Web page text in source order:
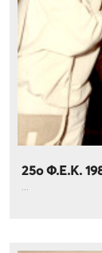
25ο Φ.Ε.Κ.
...